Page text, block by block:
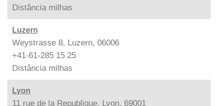
Distância milhas
Luzern
Weystrasse 8, Luzern, 06006
+41-61-285 15 25
Distância milhas
Lyon
11 rue de la Republique, Lyon, 69001